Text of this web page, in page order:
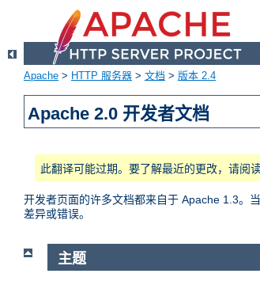
Apache > HTTP 服务器 > 文档 > 版本 2.4
Apache 2.0 开发者文档
此翻译可能过期。要了解最近的更改，请阅读
开发者页面的许多文档都来自于 Apache 1.3。
差异或错误。
主题